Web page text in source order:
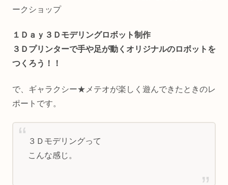
ークショップ
１Ｄａｙ３Ｄモデリングロボット制作
３Ｄプリンターで手や足が動くオリジナルのロボットを
つくろう！！
で、ギャラクシー★メテオが楽しく遊んできたときのレ
ポートです。
３Ｄモデリングって
こんな感じ。